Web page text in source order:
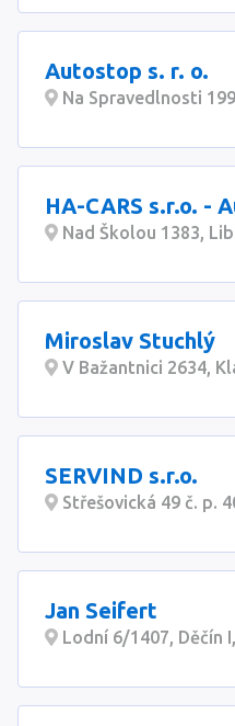
Autostop s. r. o.
Na Spravedlnosti
HA-CARS s.r.o. -
Nad Školou 1383,
Miroslav Stuchlý
V Bažantnici 2634,
SERVIND s.r.o.
Střešovická 49 č. p.
Jan Seifert
Lodní 6/1407, Děčín